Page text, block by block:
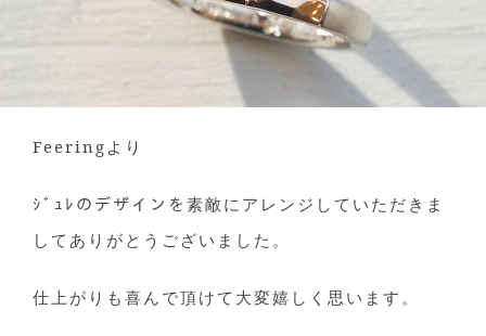
Feeringより
ｼﾞｭﾚのデザインを素敵にアレンジしていただきま
してありがとうございました。
仕上がりも喜んで頂けて大変嬉しく思います。